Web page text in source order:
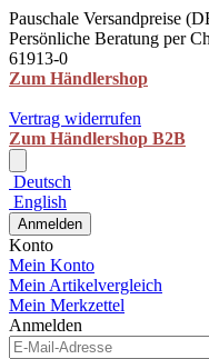
Pauschale Versandpreise
Persönliche Beratung per
61913-0
Zum Händlershop
Vertrag widerrufen
Zum Händlershop B2B
Deutsch
English
Anmelden
Konto
Mein Konto
Mein Artikelvergleich
Mein Merkzettel
Anmelden